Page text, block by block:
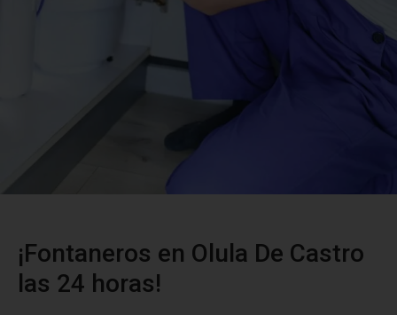
¡Fontaneros en Olula De Castro
las 24 horas!